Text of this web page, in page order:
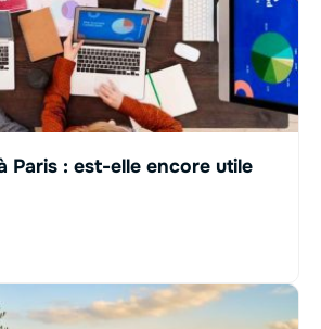
Paris : est-elle encore utile